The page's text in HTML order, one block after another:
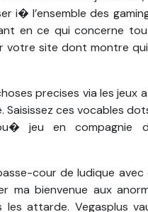
i� l’ensemble des
en ce qui concerne
votre site dont montre
precises via les jeux
ces vocables
jeu en compagnie
cour de ludique avec
ma bienvenue aux
attarde. Vegasplus